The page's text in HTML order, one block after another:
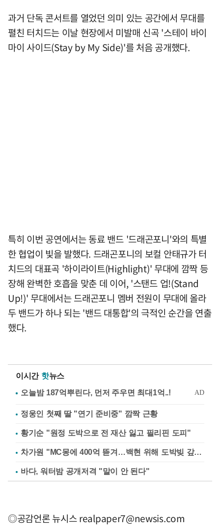
과거 단독 콘서트를 열었던 의미 있는 공간에서 무대를
펼친 터치드는 이날 현장에서 미발매 신곡 '스테이 바이
마이 사이드(Stay by My Side)'를 처음 공개했다.
특히 이번 공연에서는 동료 밴드 '드래곤포니'와의 특별
한 협업이 빛을 발했다. 드래곤포니의 보컬 안태규가 터
치드의 대표곡 '하이라이트(Highlight)' 무대에 깜짝 등
장해 완벽한 호흡을 맞춘 데 이어, '스탠드 업!(Stand
Up!)' 무대에서는 드래곤포니 멤버 전원이 무대에 올라
두 밴드가 하나 되는 '밴드 대통합'의 극적인 순간을 연출
했다.
이시간 핫뉴스
정웅인 첫째 딸 "연기 준비중" 깜짝 근황
황기순 "원정 도박으로 전 재산 잃고 필리핀 도피"
차가원 "MC몽에 400억 뜯겨…백현 위해 도박빚 갚아줘"
바다, 워터밤 공개저격 "말이 안 된다"
◎공감언론 뉴시스realpaper7@newsis.com